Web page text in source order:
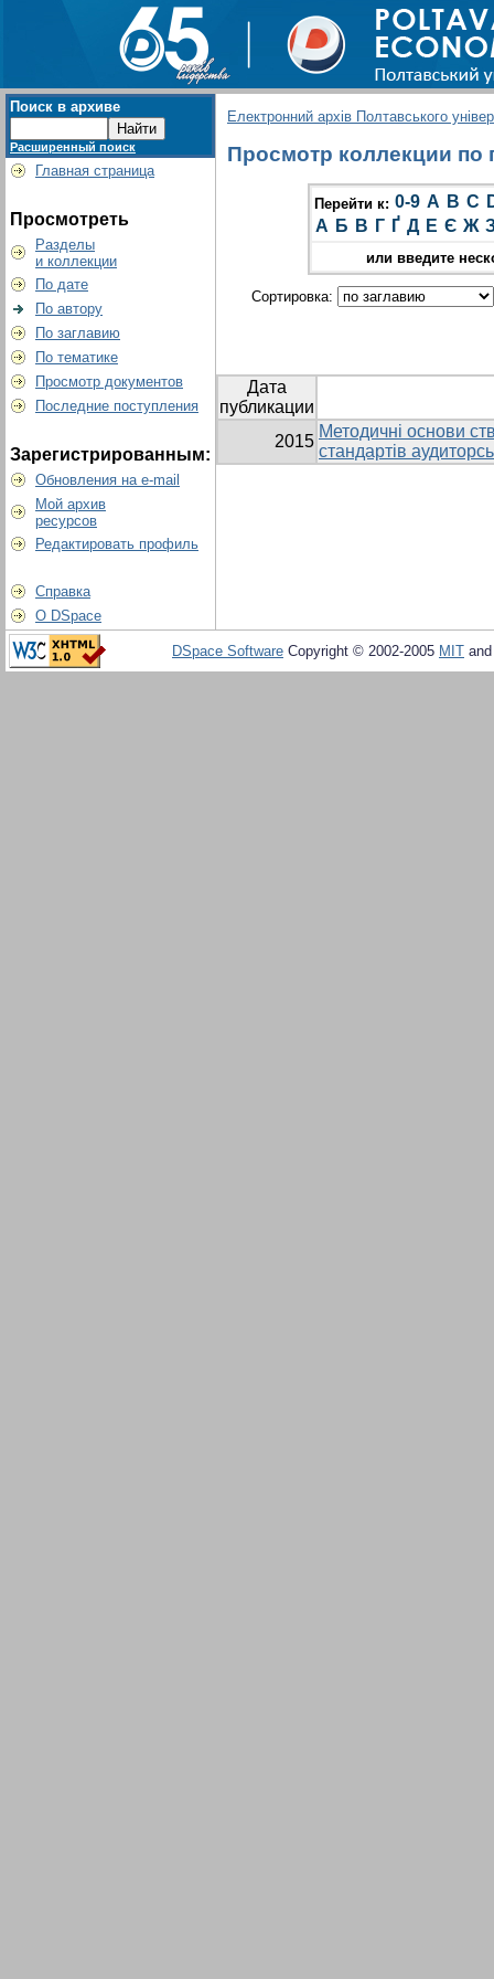
Поиск в архиве
Расширенный поиск
Главная страница
Просмотреть
Разделы
и коллекции
По дате
По автору
По заглавию
По тематике
Просмотр документов
Последние поступления
Зарегистрированным:
Обновления на e-mail
Мой архив
ресурсов
Редактировать профиль
Справка
О DSpace
Електронний архів Полтавського
Просмотр коллекции по
Перейти к: 0-9 A B C
А Б В Г Ґ Д Е Є Ж
или введите
Сортировка:
Дата
публикации
2015
Методичні основи
стандартів
DSpace Software Copyright © 2002-2005 MIT